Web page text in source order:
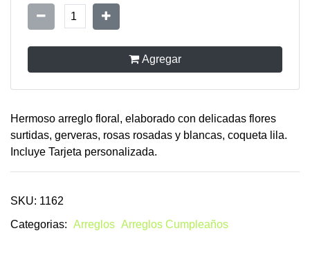
1
Agregar
Hermoso arreglo floral, elaborado con delicadas flores
surtidas, gerveras, rosas rosadas y blancas, coqueta lila.
Incluye Tarjeta personalizada.
SKU: 1162
Categorias: Arreglos Arreglos Cumpleaños